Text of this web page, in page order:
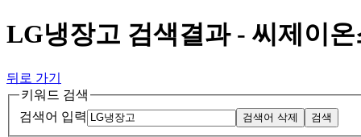
LG냉장고 검색결과 - 씨제이
뒤로 가기
키워드 검색
검색어 입력
검색어 삭제 검색